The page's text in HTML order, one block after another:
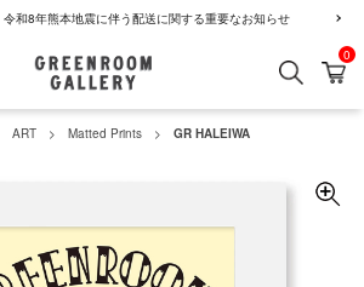
令和8年熊本地震に伴う配送に関する重要なお知らせ
検索 カ
0
ART Matted Prints GR HALEIWA